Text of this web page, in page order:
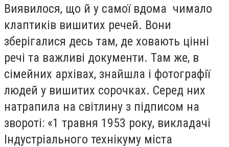
Виявилося, що й у самої вдома чимало
клаптиків вишитих речей. Вони
зберігалися десь там, де ховають цінні
речі та важливі документи. Там же, в
сімейних архівах, знайшла і фотографії
людей у вишитих сорочках. Серед них
натрапила на світлину з підписом на
звороті: «1 травня 1953 року, викладачі
Індустріального технікуму міста